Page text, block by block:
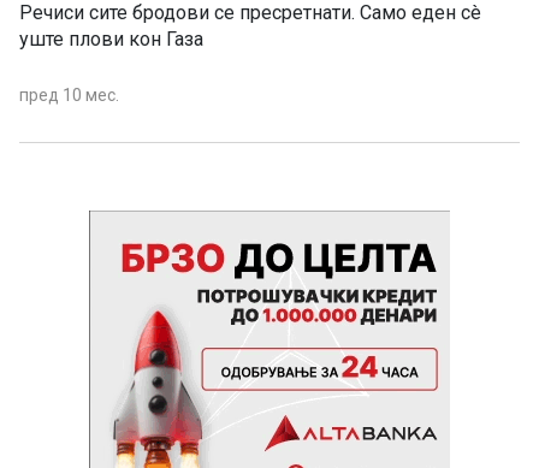
Речиси сите бродови се пресретнати. Само еден сè
уште плови кон Газа
пред 10 мес.